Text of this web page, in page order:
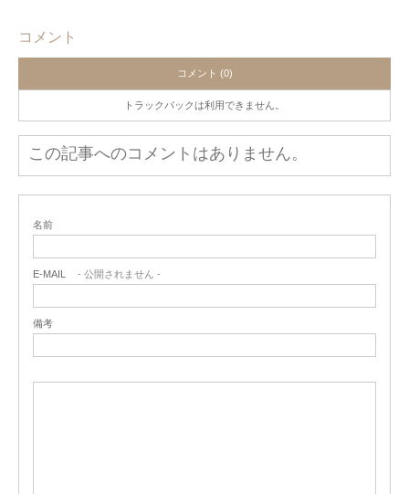
コメント
コメント (0)
トラックバックは利用できません。
この記事へのコメントはありません。
名前
E-MAIL - 公開されません -
備考